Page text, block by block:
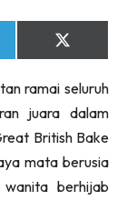
Share
on
(Twitter)
ramai seluruh
juara dalam
British Bake
mata berusia
berhijab